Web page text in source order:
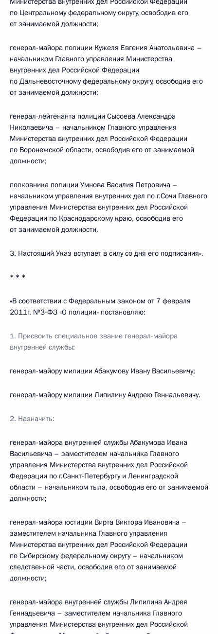
по Центральному федеральному округу, освободив его
от занимаемой должности;
генерал-майора полиции Кужеля Евгения Анатольевича –
начальником Главного управления Министерства
внутренних дел Российской Федерации
по Дальневосточному федеральному округу, освободив его
от занимаемой должности;
генерал-лейтенанта полиции Сысоева Александра
Николаевича – начальником Главного управления
Министерства внутренних дел Российской Федерации
по Воронежской области, освободив его от занимаемой
должности;
полковника полиции Умнова Василия Петровича –
начальником управления внутренних дел по г.Сочи Главного
управления Министерства внутренних дел Российской
Федерации по Краснодарскому краю, освободив его
от занимаемой должности.
3. Настоящий Указ вступает в силу со дня его подписания».
* * *
«В соответствии с Федеральным законом от 7 февраля
2011г. №3-ФЗ «О полиции» постановляю:
1. Присвоить специальное звание генерал-майора
внутренней службы:
генерал-майору милиции Абакумову Ивану Васильевичу;
генерал-майору милиции Липилину Андрею Геннадьевичу.
2. Назначить:
генерал-майора внутренней службы Абакумова Ивана
Васильевича – заместителем начальника Главного
управления Министерства внутренних дел Российской
Федерации по г.Санкт-Петербургу и Ленинградской
области – начальником тыла, освободив его от занимаемой
должности;
генерал-майора юстиции Вирта Виктора Ивановича –
заместителем начальника Главного управления
Министерства внутренних дел Российской Федерации
по Сибирскому федеральному округу – начальником
следственной части, освободив его от занимаемой
должности;
генерал-майора внутренней службы Липилина Андрея
Геннадьевича – заместителем начальника Главного
управления Министерства внутренних дел Российской